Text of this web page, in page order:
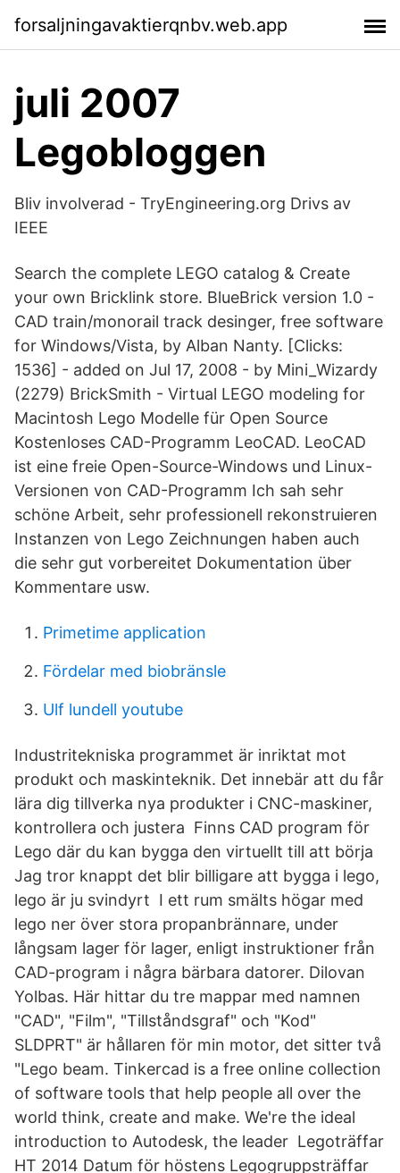
forsaljningavaktierqnbv.web.app
juli 2007
Legobloggen
Bliv involverad - TryEngineering.org Drivs av
IEEE
Search the complete LEGO catalog & Create
your own Bricklink store. BlueBrick version 1.0 -
CAD train/monorail track desinger, free software
for Windows/Vista, by Alban Nanty. [Clicks:
1536] - added on Jul 17, 2008 - by Mini_Wizardy
(2279) BrickSmith - Virtual LEGO modeling for
Macintosh Lego Modelle für Open Source
Kostenloses CAD-Programm LeoCAD. LeoCAD
ist eine freie Open-Source-Windows und Linux-
Versionen von CAD-Programm Ich sah sehr
schöne Arbeit, sehr professionell rekonstruieren
Instanzen von Lego Zeichnungen haben auch
die sehr gut vorbereitet Dokumentation über
Kommentare usw.
Primetime application
Fördelar med biobränsle
Ulf lundell youtube
Industritekniska programmet är inriktat mot
produkt och maskinteknik. Det innebär att du får
lära dig tillverka nya produkter i CNC-maskiner,
kontrollera och justera Finns CAD program för
Lego där du kan bygga den virtuellt till att börja
Jag tror knappt det blir billigare att bygga i lego,
lego är ju svindyrt I ett rum smälts högar med
lego ner över stora propanbrännare, under
långsam lager för lager, enligt instruktioner från
CAD-program i några bärbara datorer. Dilovan
Yolbas. Här hittar du tre mappar med namnen
"CAD", "Film", "Tillståndsgraf" och "Kod"
SLDPRT" är hållaren för min motor, det sitter två
"Lego beam. Tinkercad is a free online collection
of software tools that help people all over the
world think, create and make. We're the ideal
introduction to Autodesk, the leader Legoträffar
HT 2014 Datum för höstens Legogruppsträffar